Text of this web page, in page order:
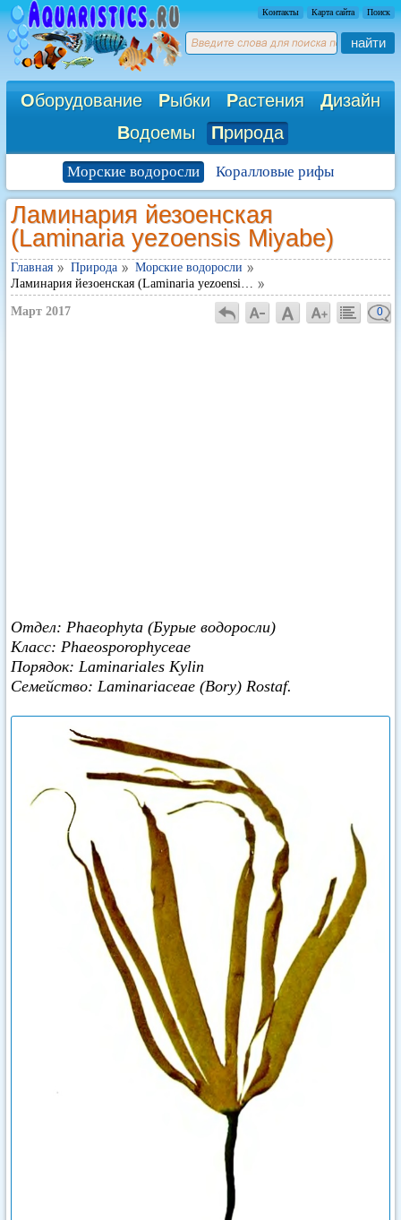
Контакты Карта сайта Поиск
найти
Оборудование Рыбки Растения Дизайн
Водоемы Природа
Морские водоросли Коралловые рифы
Ламинария йезоенская
(Laminaria yezoensis Miyabe)
Главная Природа
Морские водоросли
Ламинария йезоенская (Laminaria yezoensi…
Март 2017 0
Отдел: Phaeophyta (Бурые водоросли)
Класс: Phaeosporophyceae
Порядок: Laminariales Kylin
Семейство: Laminariaceae (Bory) Rostaf.